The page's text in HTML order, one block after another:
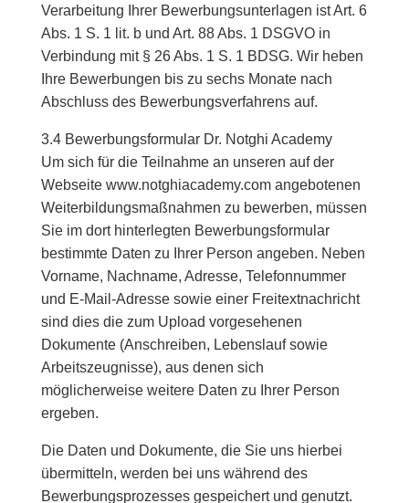
Verarbeitung Ihrer Bewerbungsunterlagen ist Art. 6
Abs. 1 S. 1 lit. b und Art. 88 Abs. 1 DSGVO in
Verbindung mit § 26 Abs. 1 S. 1 BDSG. Wir heben
Ihre Bewerbungen bis zu sechs Monate nach
Abschluss des Bewerbungsverfahrens auf.
3.4 Bewerbungsformular Dr. Notghi Academy
Um sich für die Teilnahme an unseren auf der
Webseite www.notghiacademy.com angebotenen
Weiterbildungsmaßnahmen zu bewerben, müssen
Sie im dort hinterlegten Bewerbungsformular
bestimmte Daten zu Ihrer Person angeben. Neben
Vorname, Nachname, Adresse, Telefonnummer
und E-Mail-Adresse sowie einer Freitextnachricht
sind dies die zum Upload vorgesehenen
Dokumente (Anschreiben, Lebenslauf sowie
Arbeitszeugnisse), aus denen sich
möglicherweise weitere Daten zu Ihrer Person
ergeben.
Die Daten und Dokumente, die Sie uns hierbei
übermitteln, werden bei uns während des
Bewerbungsprozesses gespeichert und genutzt.